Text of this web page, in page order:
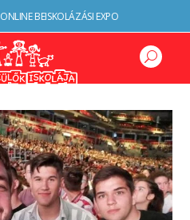
ONLINE BEISKOLÁZÁSI EXPO